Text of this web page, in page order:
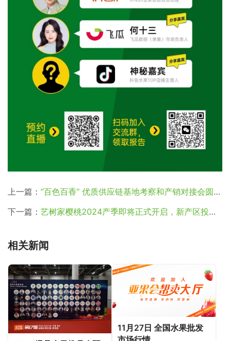
上一篇： “百色百香” 优质供应链基地考察和产销对接会圆满举办！
下一篇： 艺树家樱桃2024产季即将正式开启，新产区投产带动产量增长近20%
相关新闻
11月27日 全国水果批发